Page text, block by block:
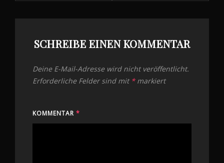
SCHREIBE EINEN KOMMENTAR
Deine E-Mail-Adresse wird nicht veröffentlicht.
Erforderliche Felder sind mit *markiert
KOMMENTAR *